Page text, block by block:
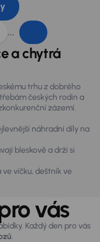
...
a chytrá
trhu z dobrého
českých rodin a
zázemí.
náhradní díly na
bleskově a drží si
víčku, deštník ve
vás
Každý den pro vás
.